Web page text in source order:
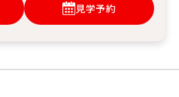
見学予約